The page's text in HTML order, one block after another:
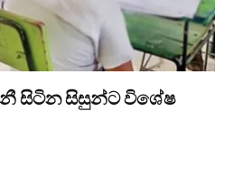
සිටින සිසුන්ට විශේෂ